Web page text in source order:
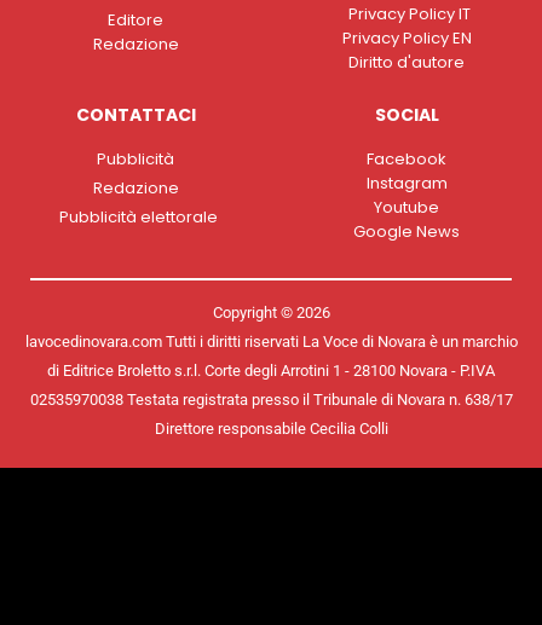
Editore
Redazione
Privacy Policy IT
Privacy Policy EN
Diritto d'autore
CONTATTACI
Pubblicità
Redazione
Pubblicità elettorale
SOCIAL
Facebook
Instagram
Youtube
Google News
Copyright © 2026
lavocedinovara.com Tutti i diritti riservati La Voce di Novara è un marchio
di Editrice Broletto s.r.l. Corte degli Arrotini 1 - 28100 Novara - P.IVA
02535970038 Testata registrata presso il Tribunale di Novara n. 638/17
Direttore responsabile Cecilia Colli